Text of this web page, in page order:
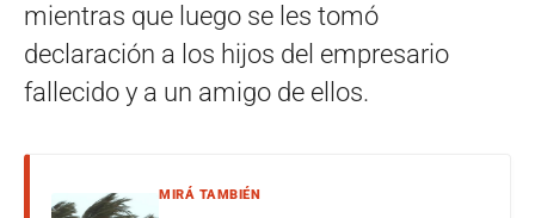
mientras que luego se les tomó
declaración a los hijos del empresario
fallecido y a un amigo de ellos.
MIRÁ TAMBIÉN